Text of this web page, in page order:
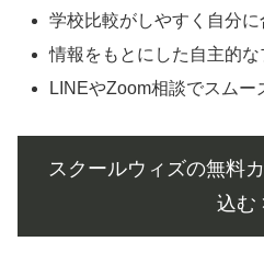
学校比較がしやすく自分
情報をもとにした自主的
LINEやZoom相談でスムー
スクールウィズの無料
込む